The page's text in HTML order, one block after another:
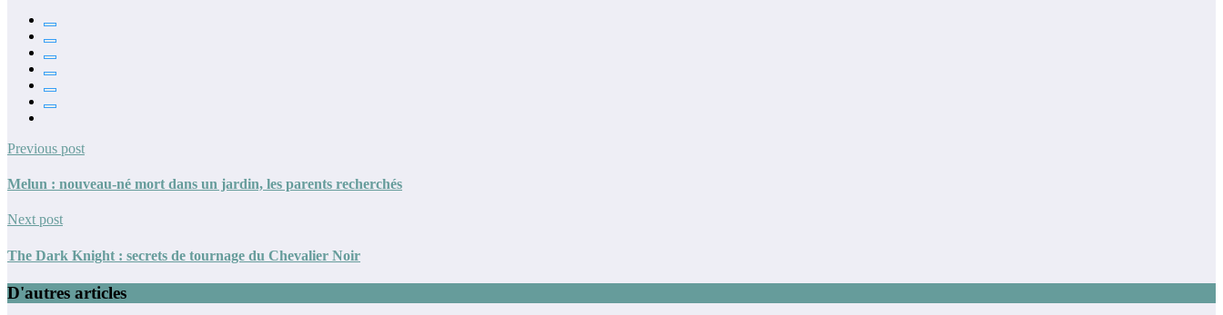
Previous post
Melun : nouveau-né mort dans un jardin, les parents recherchés
Next post
The Dark Knight : secrets de tournage du Chevalier Noir
D'autres articles